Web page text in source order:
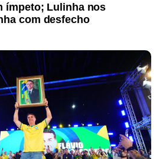
ímpeto; Lulinha nos
com desfecho